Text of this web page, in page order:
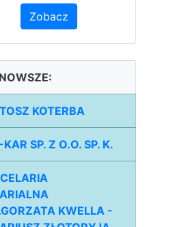
Zobacz
KOTERBA
KAR SP. Z O.O. SP. K.
KWELLA -